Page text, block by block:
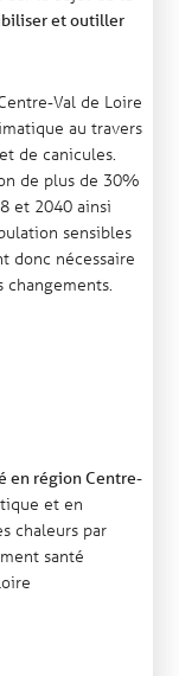
et outiller
Val de Loire
au travers
de canicules.
de plus de 30%
et 2040 ainsi
sensibles
donc nécessaire
en région Centre-
et en
chaleurs par
santé